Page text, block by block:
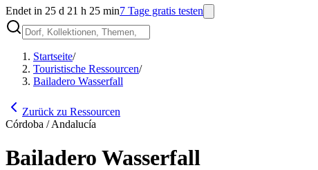
Endet in 25 d 21 h 25 min7 Tage gratis testen
Startseite/
Touristische Ressourcen/
Bailadero Wasserfall
Zurück zu Ressourcen
Córdoba / Andalucía
Bailadero Wasserfall